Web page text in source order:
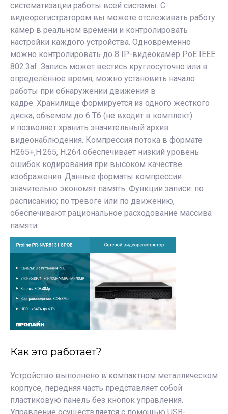
систематизации работы всей системы. С
видеорегистратором вы можете отслеживать работу
камер в реальном времени и контролировать
настройки каждого устройства. Одновременно
можно контролировать до 8 IP-видеокамер PoE IEEE
802.3af. Запись может вестись круглосуточно или в
определённое время, можно установить начало
работы при обнаружении движения в
кадре. Хранилище формируется из одного жесткого
диска, объемом до 6 Тб (не входит в комплект)
и позволяет хранить значительный архив
видеонаблюдения. Компрессия потока в формате
H265+,H.265, H.264 обеспечивает низкий уровень
ошибок кодирования при высоком качестве
изображения. Данные форматы компрессии
значительно экономят память. Функции записи: по
расписанию; по тревоге или по движению,
обеспечивают рациональное расходование массива
памяти.
Как это работает?
Устройство выполнено в компактном металлическом
корпусе, передняя часть представляет собой
пластиковую панель без кнопок управления.